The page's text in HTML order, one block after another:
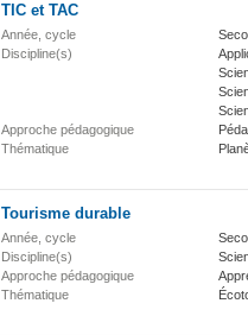
TIC et TAC
Année, cycle
Discipline(s)
Approche pédagogique
Thématique
Tourisme durable
Année, cycle
Discipline(s)
Approche pédagogique
Thématique